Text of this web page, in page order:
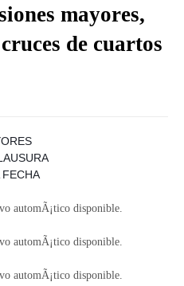
mayores,
de cuartos
FECHA